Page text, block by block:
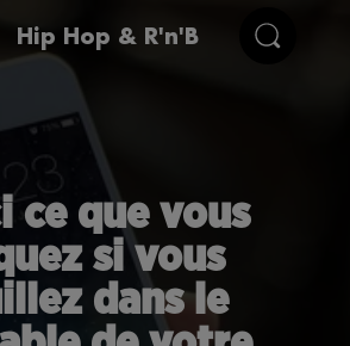
Hip Hop & R'n'B
ce que vous
si vous
dans le